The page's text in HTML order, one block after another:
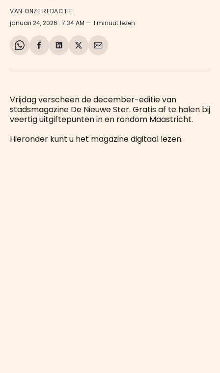
VAN ONZE REDACTIE
januari 24, 2026 . 7:34 AM 1 minuut lezen
Share
WhatsApp
Delen
Facebook
Delen
LinkedIn
Share
X
Deel
E-
Vrijdag verscheen de december-editie van
stadsmagazine De Nieuwe Ster. Gratis af te halen bij
veertig uitgiftepunten in en rondom Maastricht.
Hieronder kunt u het magazine digitaal lezen.